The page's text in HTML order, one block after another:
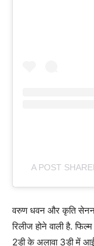
A POST
वरुण धवन और कृति सेनन
रिलीज होने वाली है.
2डी के अलावा 3डी में